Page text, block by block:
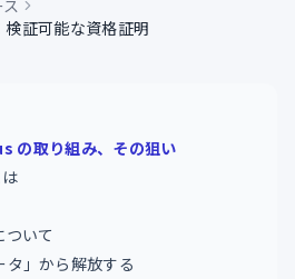
証可能な資格証明
の取り組み、その狙い
いて
」から解放する